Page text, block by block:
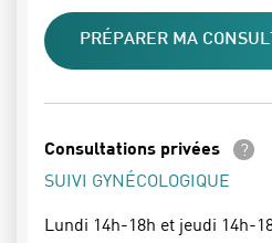
PRÉPARER MA
Consultations privées En
SUIVI GYNÉCOLOGIQUE
Lundi 14h-18h et jeudi 14h-